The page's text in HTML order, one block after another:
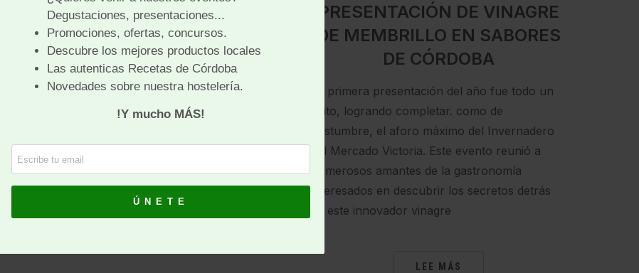
PRESENTACIÓN GRAN
HUEVADA DE VILLAFRANCA
DE CORDOBA
Presentación de la Gran Huevada de
Villafranca en el Mercado Victoria, con la
Huevo.
PRESENTACIÓN DE VINAGRE
DE MEMBRILLO EN SABORES
DE CÓRDOBA
La primera presentación del año fue todo un
éxito, logrando completar. como de
costumbre, el aforo máximo del Invernadero
del Mercado Victoria. Este evento reunió a
numerosos amantes de la gastronomía
interesados en descubrir los secretos detrás
de este innovador vinagre
LEE MÁS